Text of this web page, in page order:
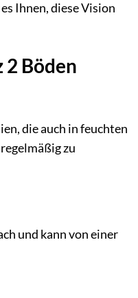
Ihnen, diese Vision
2 Böden
die auch in feuchten
zu
und kann von einer